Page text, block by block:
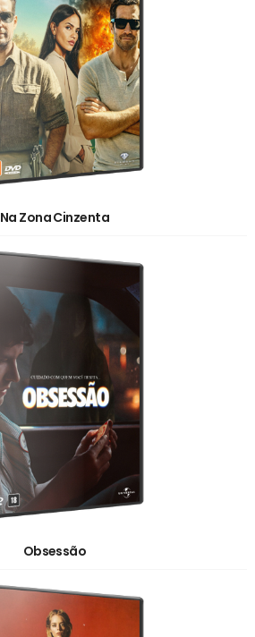
Na Zona Cinzenta
Obsessão